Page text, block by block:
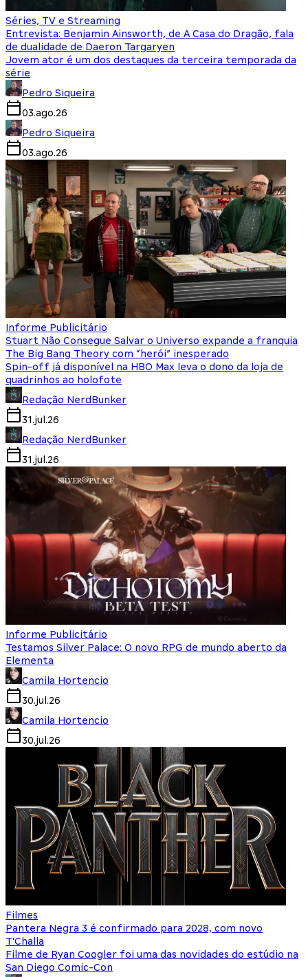
Séries, TV e Streaming
Entrevista: Benjamin Ainsworth, de A Casa do Dragão, fala
de dualidade de Daeron Targaryen
Jovem ator é um dos destaques da terceira temporada da
série
Pedro Siqueira
03.ago.26
Pedro Siqueira
03.ago.26
Informe Publicitário
Stuart Não Consegue Salvar o Universo expande a franquia
The Big Bang Theory com “herói” inesperado
Spin-off já disponível na HBO Max leva o dono da loja de
quadrinhos ao holofote
Redação NerdBunker
31.jul.26
Redação NerdBunker
31.jul.26
Informe Publicitário
Testamos Silver Palace: O novo RPG de mundo aberto da
Elementa
Camila Hortencio
30.jul.26
Camila Hortencio
30.jul.26
Filmes
Pantera Negra 3 é confirmado para 2028, com novo
T'Challa
Filme de Ryan Coogler foi uma das novidades do estúdio na
San Diego Comic-Con